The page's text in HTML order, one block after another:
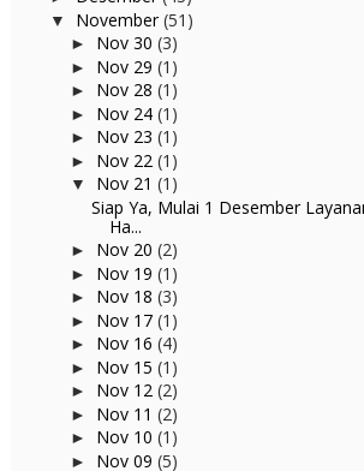
▼ November(51)
► Nov 30 (3)
► Nov 29 (1)
► Nov 28 (1)
► Nov 24 (1)
► Nov 23 (1)
► Nov 22 (1)
▼ Nov 21 (1)
Siap Ya, Mulai 1 Desember
Ha...
► Nov 20 (2)
► Nov 19 (1)
► Nov 18 (3)
► Nov 17 (1)
► Nov 16 (4)
► Nov 15 (1)
► Nov 12 (2)
► Nov 11 (2)
► Nov 10 (1)
► Nov 09 (5)